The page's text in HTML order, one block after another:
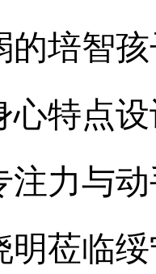
的培智
心特点
注力与
明莅临